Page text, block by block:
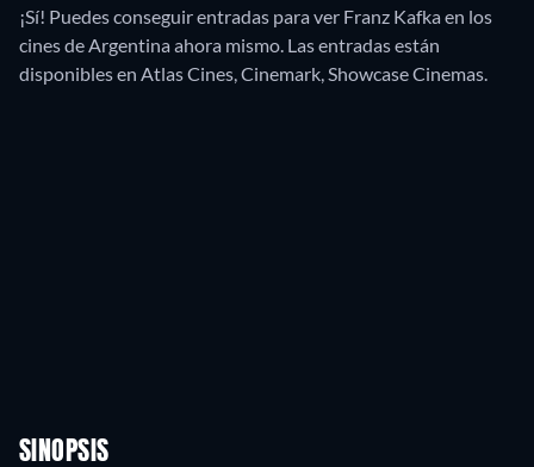
¡Sí! Puedes conseguir entradas para ver Franz Kafka en los
cines de Argentina ahora mismo. Las entradas están
disponibles en Atlas Cines, Cinemark, Showcase Cinemas.
SINOPSIS